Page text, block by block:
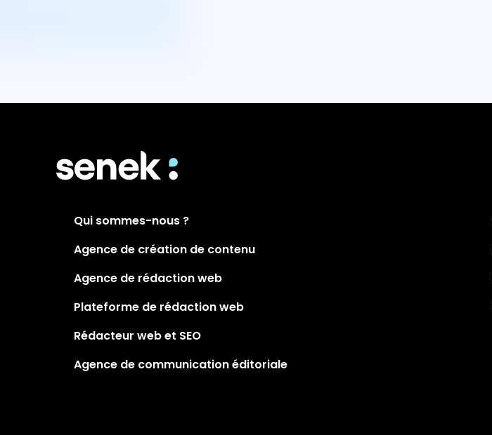
Qui sommes-nous ?
Agence de création de contenu
Agence de rédaction web
Plateforme de rédaction web
Rédacteur web et SEO
Agence de communication éditoriale